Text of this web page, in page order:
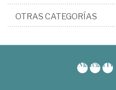
OTRAS CATEGORÍAS